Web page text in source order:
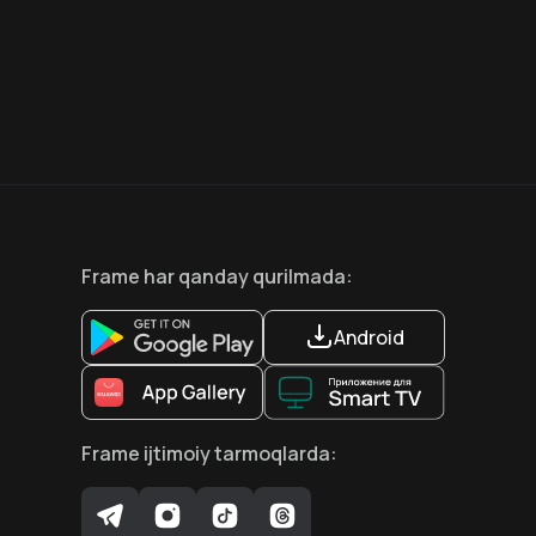
Frame har qanday qurilmada:
Android
Frame ijtimoiy tarmoqlarda: